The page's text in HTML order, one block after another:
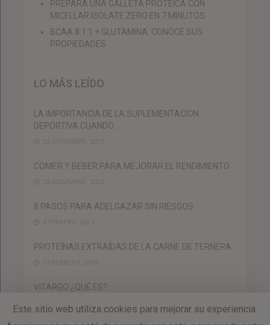
PREPARA UNA GALLETA PROTEICA CON
MICELLAR ISOLATE ZERO EN 7 MINUTOS
BCAA 8:1:1 + GLUTAMINA. CONOCE SUS
PROPIEDADES
LO MÁS LEÍDO
LA IMPORTANCIA DE LA SUPLEMENTACION
DEPORTIVA CUANDO …
COMER Y BEBER PARA MEJORAR EL RENDIMIENTO
8 PASOS PARA ADELGAZAR SIN RIESGOS
PROTEÍNAS EXTRAÍDAS DE LA CARNE DE TERNERA
VITARGO ¿QUÉ ES?
Este sitio web utiliza cookies para mejorar su experiencia.